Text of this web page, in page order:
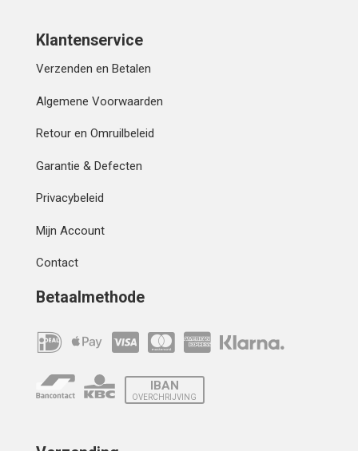
Klantenservice
Verzenden en Betalen
Algemene Voorwaarden
Retour en Omruilbeleid
Garantie & Defecten
Privacybeleid
Mijn Account
Contact
Betaalmethode
IBAN
OVERCHRIJVING